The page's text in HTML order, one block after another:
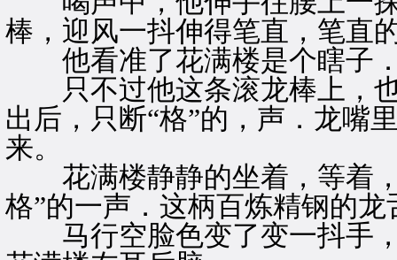
棒，迎风一抖伸得笔直，笔直
他看准了花满楼是个瞎子．
只不过他这条滚龙棒上，也
出后，只断“格”的，声．龙嘴
来。
花满楼静静的坐着，等着，
格”的一声．这柄百炼精钢的
马行空脸色变了变一抖手，